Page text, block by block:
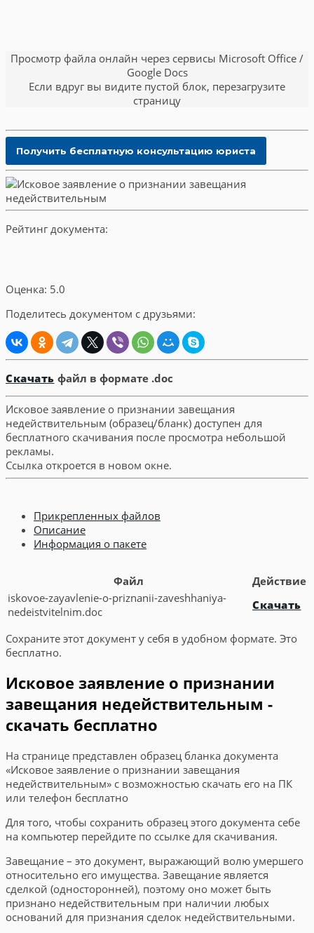
Просмотр файла онлайн через сервисы Microsoft Office /
Google Docs
Если вдруг вы видите пустой блок, перезагрузите
страницу
Рейтинг документа:
Оценка: 5.0
Поделитесь документом с друзьями:
Скачать файл в формате .doc
Исковое заявление о признании завещания
недействительным (образец/бланк) доступен для
бесплатного скачивания после просмотра небольшой
рекламы.
Ссылка откроется в новом окне.
Прикрепленных файлов
Описание
Информация о пакете
Файл
Действие
iskovoe-zayavlenie-o-priznanii-zaveshhaniya-
nedeistvitelnim.doc
Скачать
Сохраните этот документ у себя в удобном формате. Это
бесплатно.
Исковое заявление о признании
завещания недействительным -
скачать бесплатно
На странице представлен образец бланка документа
«Исковое заявление о признании завещания
недействительным» с возможностью скачать его на ПК
или телефон бесплатно
Для того, чтобы сохранить образец этого документа себе
на компьютер перейдите по ссылке для скачивания.
Завещание – это документ, выражающий волю умершего
относительно его имущества. Завещание является
сделкой (односторонней), поэто­му оно может быть
признано недействительным при на­личии любых
оснований для признания сделок недей­ствительными.